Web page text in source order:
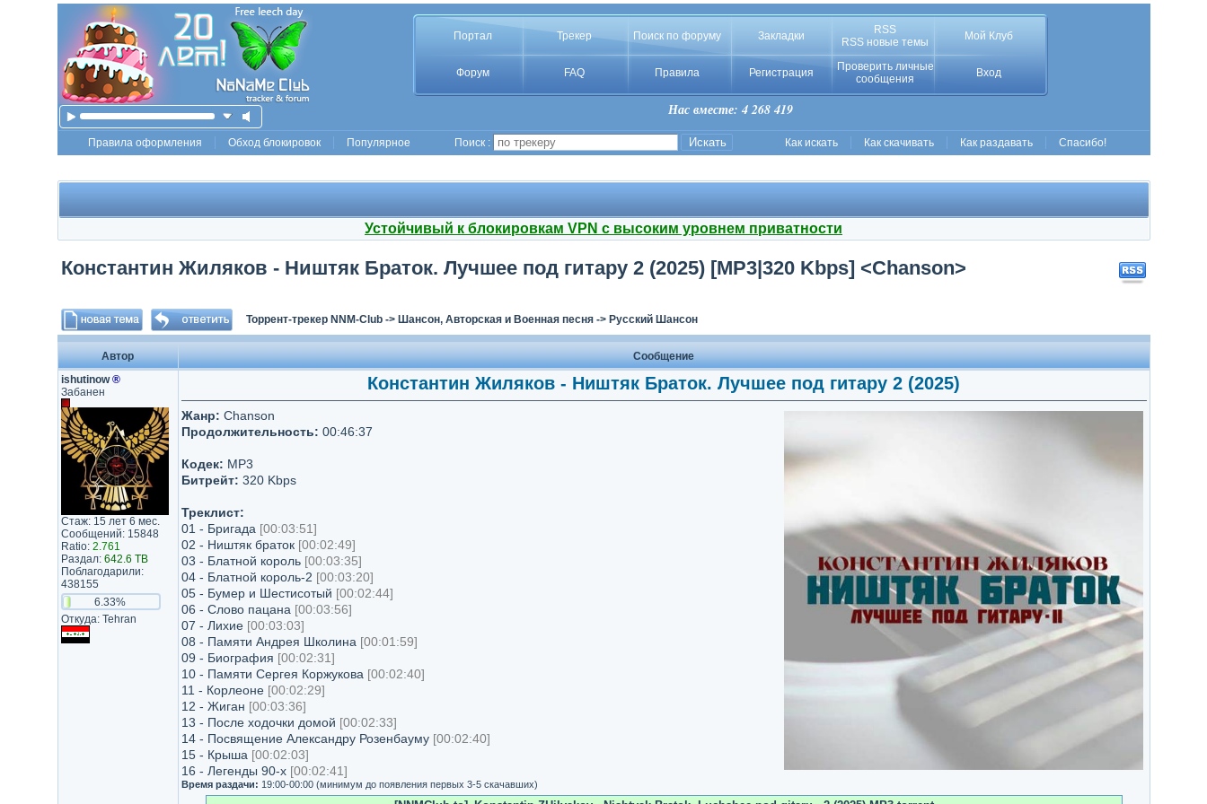
Портал Трекер Поиск по форуму Закладки
RSS
RSS новые темы
Мой Клуб
Форум FAQ Правила Регистрация
Проверить личные
сообщения
Вход
Нас вместе: 4 268 419
Правила оформления Обход блокировок Популярное Поиск : Как искать Как скачивать Как раздавать Спасибо!
Устойчивый к блокировкам VPN с высоким уровнем приватности
Константин Жиляков - Ништяк Браток. Лучшее под гитару 2 (2025) [MP3|320 Kbps] <Chanson>
Торрент-трекер NNM-Club-> Шансон, Авторская и Военная песня-> Русский Шансон
Автор
Сообщение
ishutinow®
Забанен
Стаж: 15 лет 6 мес.
Сообщений: 15848
Ratio: 2.761
Раздал: 642.6 TB
Поблагодарили:
438155
6.33%
Откуда: Tehran
Константин Жиляков - Ништяк Браток. Лучшее под гитару 2 (2025)
Жанр: Chanson
Продолжительность: 00:46:37
Кодек: MP3
Битрейт: 320 Kbps
Треклист:
01 - Бригада [00:03:51]
02 - Ништяк браток [00:02:49]
03 - Блатной король [00:03:35]
04 - Блатной король-2 [00:03:20]
05 - Бумер и Шестисотый [00:02:44]
06 - Слово пацана [00:03:56]
07 - Лихие [00:03:03]
08 - Памяти Андрея Школина [00:01:59]
09 - Биография [00:02:31]
10 - Памяти Сергея Коржукова [00:02:40]
11 - Корлеоне [00:02:29]
12 - Жиган [00:03:36]
13 - После ходочки домой [00:02:33]
14 - Посвящение Александру Розенбауму [00:02:40]
15 - Крыша [00:02:03]
16 - Легенды 90-х [00:02:41]
Время раздачи: 19:00-00:00 (минимум до появления первых 3-5 скачавших)